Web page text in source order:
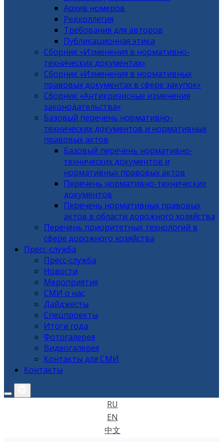
Архив номеров
Редколлегия
Требования для авторов
Публикационная этика
Сборник «Изменения в нормативно-
технических документах»
Сборник «Изменения в нормативных
правовых документах в сфере закупок»
Сборник «Антикризисные изменения
законодательства»
Базовый перечень нормативно-
технических документов и нормативных
правовых актов
Базовый перечень нормативно-
технических документов и
нормативных правовых актов
Перечень нормативно-технических
документов
Перечень нормативных правовых
актов в области дорожного хозяйства
Перечень приоритетных технологий в
сфере дорожного хозяйства
Пресс-служба
Пресс-служба
Новости
Мероприятия
СМИ о нас
Дайджесты
Спецпроекты
Итоги года
Фотогалерея
Видеогалерея
Контакты для СМИ
Контакты
RU
EN
中文